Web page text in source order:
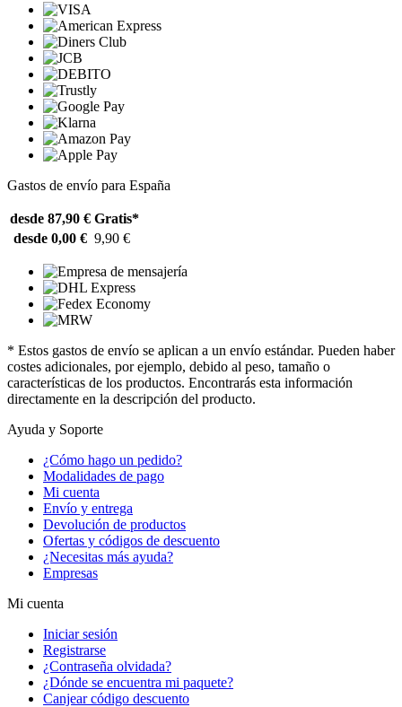
Gastos de envío para España
desde 87,90 € Gratis*
desde 0,00 € 9,90 €
* Estos gastos de envío se aplican a un envío estándar. Pueden haber
costes adicionales, por ejemplo, debido al peso, tamaño o
características de los productos. Encontrarás esta información
directamente en la descripción del producto.
Ayuda y Soporte
¿Cómo hago un pedido?
Modalidades de pago
Mi cuenta
Envío y entrega
Devolución de productos
Ofertas y códigos de descuento
¿Necesitas más ayuda?
Empresas
Mi cuenta
Iniciar sesión
Registrarse
¿Contraseña olvidada?
¿Dónde se encuentra mi paquete?
Canjear código descuento